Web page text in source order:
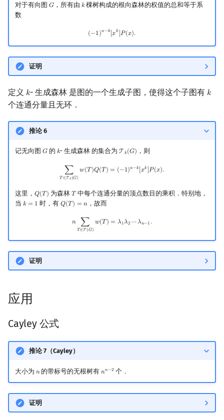
对于有向图 𝐺
G，所有由 𝑘
k棵树构成的根向森林的权值的总和等于系
数
(−1)𝑛−𝑘[𝑥𝑘]𝑃(𝑥).
1 )n−k[xk] P(x).
证明
定义 𝑘
k- 生成森林 是图的一个生成子图，使得这个子图有 𝑘
k
个连通分量且无环．
推论 6
记无向图 𝐺
G的 𝑘
k- 生成森林 的集合为T 𝑘(𝐺)
T k(G) ，则
∑
𝑇∈T𝑘 (𝐺)
𝑤(𝑇)𝑄(𝑇) = (−1)𝑛−𝑘[𝑥𝑘]𝑃(𝑥).
∑T∈ k(G)w(T)Q( T) (−1) n−k[xk]P(x).
这里， 𝑄(𝑇)
Q(T) 为森林 𝑇
T中每个连通分量的顶点数目的乘积．特别地，
当 𝑘 = 1
k=1 时，有 𝑄(𝑇) = 𝑛
Q(T)= n ，故而
𝑛 ∑
𝑇∈T(𝐺)
𝑤(𝑇) = 𝜆1𝜆2 ⋯𝜆𝑛−1 .
n ∑T∈ (G)w( T)= λ1λ2⋯λ n .
证明
应用
Cayley 公式
推论 7（Cayley）
大小为 𝑛
n的带标号的无根树有𝑛𝑛−2
nn −2 个．
证明